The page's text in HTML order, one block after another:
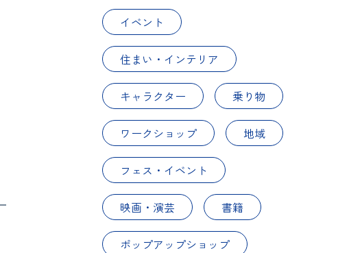
イベント
住まい・インテリア
キャラクター 乗り物
ワークショップ 地域
フェス・イベント
映画・演芸 書籍
ポップアップショップ